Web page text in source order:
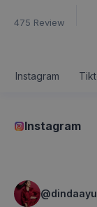
475 Review
Instagram
Instagram
@